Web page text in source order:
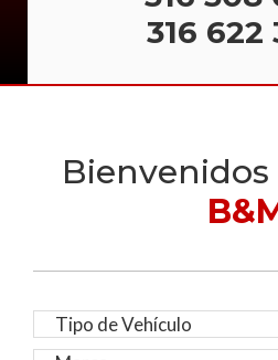
316 622
Bienvenidos